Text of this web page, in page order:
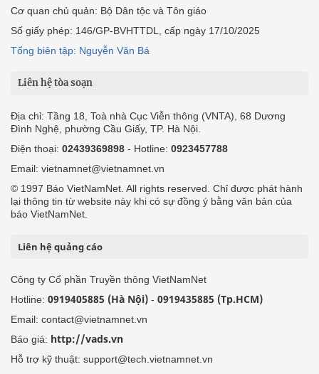
Cơ quan chủ quản: Bộ Dân tộc và Tôn giáo
Số giấy phép: 146/GP-BVHTTDL, cấp ngày 17/10/2025
Tổng biên tập: Nguyễn Văn Bá
Liên hệ tòa soạn
Địa chỉ: Tầng 18, Toà nhà Cục Viễn thông (VNTA), 68 Dương
Đình Nghệ, phường Cầu Giấy, TP. Hà Nội.
Điện thoại: 02439369898 - Hotline: 0923457788
Email: vietnamnet@vietnamnet.vn
© 1997 Báo VietNamNet. All rights reserved. Chỉ được phát hành
lại thông tin từ website này khi có sự đồng ý bằng văn bản của
báo VietNamNet.
Liên hệ quảng cáo
Công ty Cổ phần Truyền thông VietNamNet
Hotline: 0919405885 (Hà Nội) - 0919435885 (Tp.HCM)
Email: contact@vietnamnet.vn
Báo giá: http://vads.vn
Hỗ trợ kỹ thuật: support@tech.vietnamnet.vn